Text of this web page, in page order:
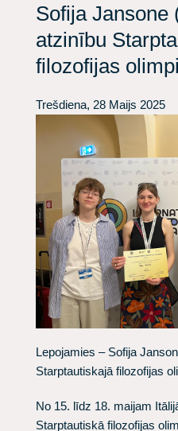
Sofija Jansone
atzinību
filozofijas
Trešdiena, 28 Maijs 2025
Lepojamies – Sofija
Starptautiskajā filozofijas
No 15. līdz 18. maijam
Starptautiskā filozofijas